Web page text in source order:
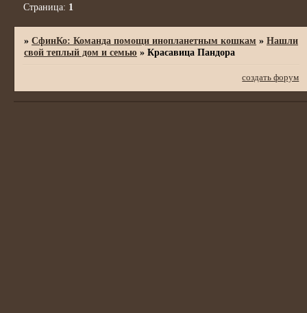
Страница: 1
»СфинКо: Команда помощи инопланетным кошкам »Нашли
свой теплый дом и семью »Красавица Пандора
создать форум